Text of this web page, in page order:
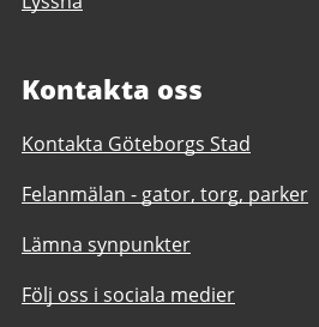
Kontakta oss
Kontakta Göteborgs Stad
Felanmälan - gator, torg, parker
Lämna synpunkter
Följ oss i sociala medier